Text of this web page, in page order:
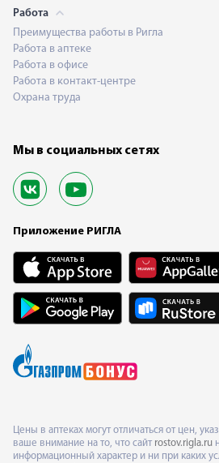
Работа
Преимущества работы в Ригла
Работа в аптеке
Работа в офисе
Работа в контакт-центре
Охрана труда
Мы в социальных сетях
Приложение РИГЛА
Цены в аптеках могут отличаться от цен,
ваше внимание на то, что сайт rostov.rigla.ru
информационный характер и ни при каких